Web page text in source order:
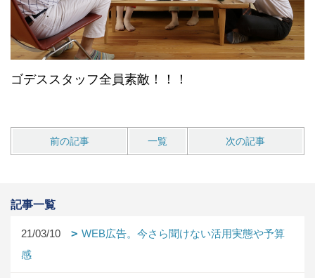
ゴデススタッフ全員素敵！！！
前の記事 一覧 次の記事
記事一覧
21/03/10
WEB広告。今さら聞けない活用実態や予算
感